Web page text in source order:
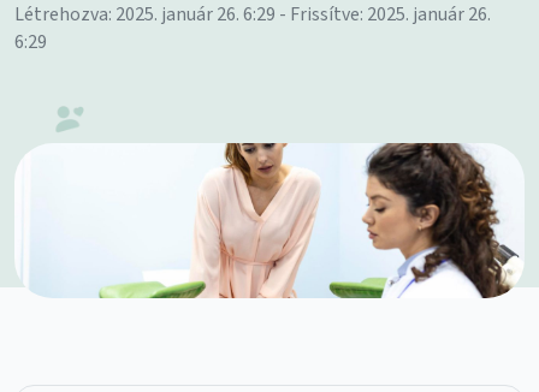
Létrehozva: 2025. január 26. 6:29 - Frissítve: 2025. január 26.
6:29